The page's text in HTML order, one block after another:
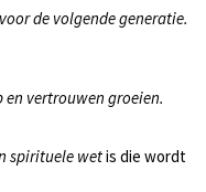
de volgende generatie.
vertrouwen groeien.
spirituele wetis die wordt